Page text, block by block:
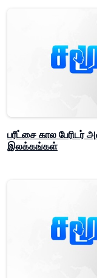
பரீட்சை கால பேரிடர்
இலக்கங்கள்